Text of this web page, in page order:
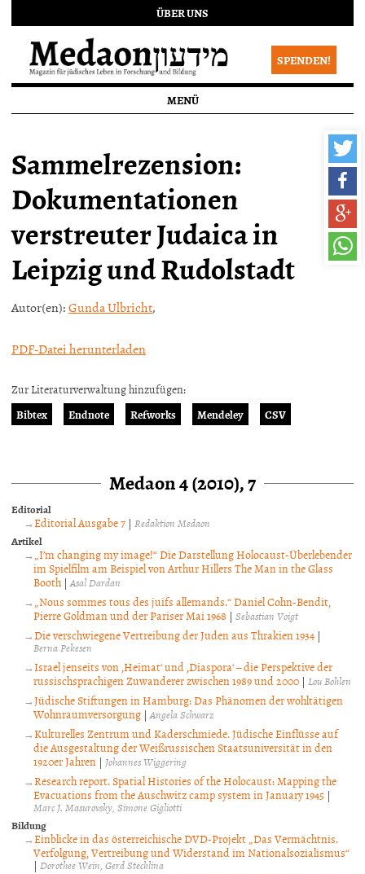
ÜBER UNS
SPENDEN!
MENÜ
Sammelrezension:
Dokumentationen
verstreuter Judaica in
Leipzig und Rudolstadt
Autor(en):Gunda Ulbricht,
PDF-Datei herunterladen
Zur Literaturverwaltung hinzufügen:
Bibtex
Endnote Refworks Mendeley CSV
Medaon 4 (2010), 7
Editorial
Editorial Ausgabe 7 |Redaktion Medaon
Artikel
„I’m changing my image!“ Die Darstellung Holocaust-Überlebender
im Spielfilm am Beispiel von Arthur Hillers The Man in the Glass
Booth |Asal Dardan
„Nous sommes tous des juifs allemands.“ Daniel Cohn-Bendit,
Pierre Goldman und der Pariser Mai 1968 | Sebastian Voigt
Die verschwiegene Vertreibung der Juden aus Thrakien 1934 |
Berna Pekesen
Israel jenseits von ‚Heimat‘ und ‚Diaspora‘ – die Perspektive der
russischsprachigen Zuwanderer zwischen 1989 und 2000 | Lou Bohlen
Jüdische Stiftungen in Hamburg: Das Phänomen der wohltätigen
Wohnraumversorgung |Angela Schwarz
Kulturelles Zentrum und Kaderschmiede. Jüdische Einflüsse auf
die Ausgestaltung der Weißrussischen Staatsuniversität in den
1920er Jahren | Johannes Wiggering
Research report. Spatial Histories of the Holocaust: Mapping the
Evacuations from the Auschwitz camp system in January 1945 |
Marc J. Masurovsky Simone Gigliotti
Bildung
Einblicke in das österreichische DVD-Projekt „Das Vermächtnis.
Verfolgung, Vertreibung und Widerstand im Nationalsozialismus“
| Dorothee Wein Gerd Stecklina